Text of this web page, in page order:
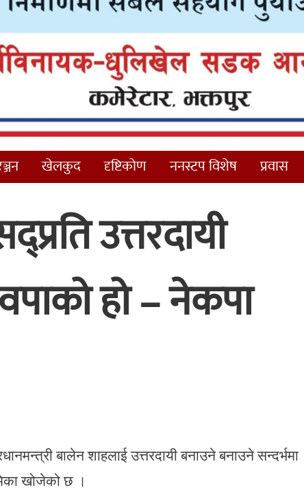
खेलकुद दृष्टिकोण ननस्टप विशेष प्रवास
उत्तरदायी
हो – नेकपा
बालेन शाहलाई उत्तरदायी बनाउने बनाउने सन्दर्भमा
खोजेको छ ।